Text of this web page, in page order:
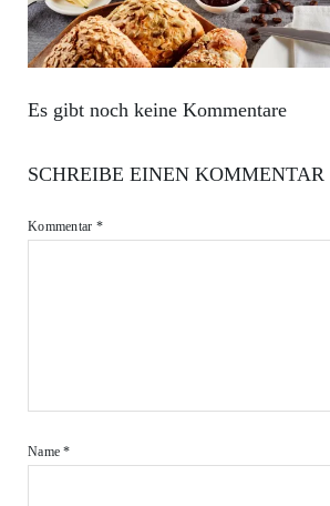
Es gibt noch keine Kommentare
SCHREIBE EINEN KOMMENTAR
Kommentar *
Name*